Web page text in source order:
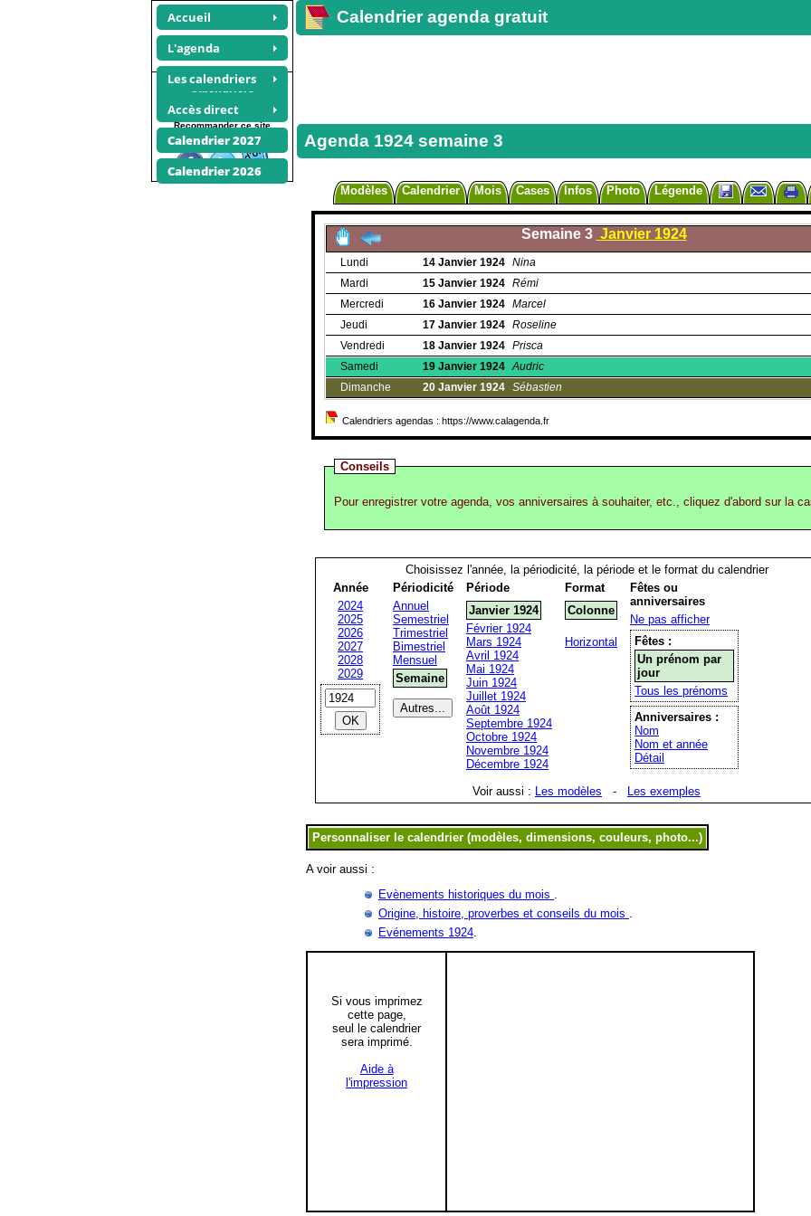
Accueil
L'agenda
Les calendriers
Accès direct
Calendrier 2027
Calendrier 2026
Calendrier agenda gratuit
Agenda 1924 semaine 3
Modèles Calendrier Mois Cases Infos Photo Légende
Semaine 3 Janvier 1924
Lundi 14 Janvier 1924 Nina
Mardi
15 Janvier 1924 Rémi
Mercredi
16 Janvier 1924 Marcel
Jeudi
17 Janvier 1924 Roseline
Vendredi
18 Janvier 1924 Prisca
Samedi
19 Janvier 1924 Audric
Dimanche
20 Janvier 1924 Sébastien
Calendriers agendas : https://www.calagenda.fr
Conseils
Pour enregistrer votre agenda, vos anniversaires à souhaiter, etc., cliquez d'abord sur la
Choisissez l'année, la périodicité, la période et le format du calendrier
Année
2024
2025
2026
2027
2028
2029
Périodicité
Annuel
Semestriel
Trimestriel
Bimestriel
Mensuel
Semaine
Période
Janvier 1924
Février 1924
Mars 1924
Avril 1924
Mai 1924
Juin 1924
Juillet 1924
Août 1924
Septembre 1924
Octobre 1924
Novembre 1924
Décembre 1924
Format
Colonne
Horizontal
Fêtes ou
anniversaires
Ne pas afficher
Fêtes :
Un prénom par
jour
Tous les prénoms
Anniversaires :
Nom
Nom et année
Détail
Voir aussi : Les modèles - Les exemples
A voir aussi :
Evènements historiques du mois .
Origine, histoire, proverbes et conseils du mois .
Evénements 1924.
Si vous imprimez
cette page,
seul le calendrier
sera imprimé.
Aide à
l'impression
Calendriers
photos
Recommander ce site